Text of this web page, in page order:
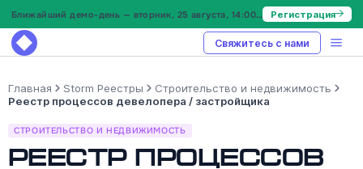
Ближайший демо-день — вторник, 25 августа, 14:00 МСК Регистрация
Свяжитесь с нами
Главная Storm Реестры
Строительство и недвижимость
Реестр процессов девелопера / застройщика
СТРОИТЕЛЬСТВО И НЕДВИЖИМОСТЬ
Реестр процессов